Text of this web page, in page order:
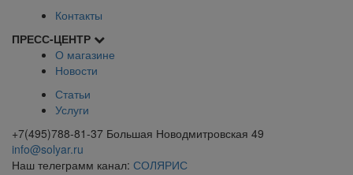
Контакты
ПРЕСС-ЦЕНТР
О магазине
Новости
Статьи
Услуги
+7(495)788-81-37 Большая Новодмитровская 49
info@solyar.ru
Наш телеграмм канал: СОЛЯРИС